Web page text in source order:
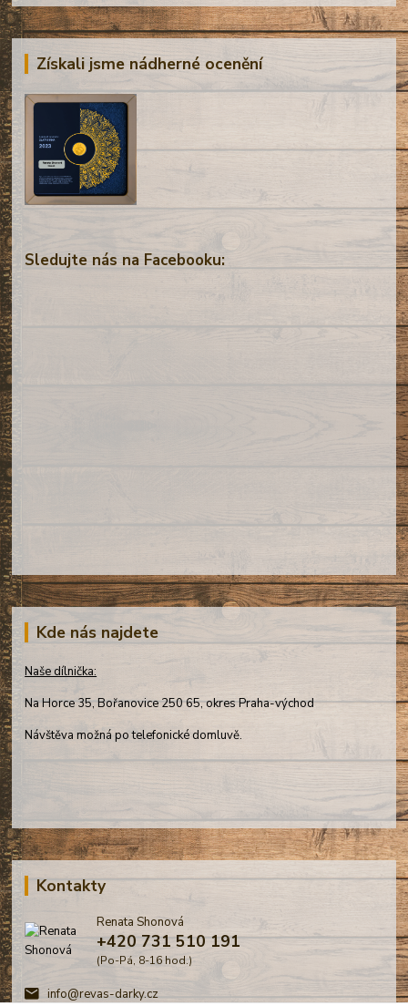
Získali jsme nádherné ocenění
Sledujte nás na Facebooku:
Kde nás najdete
Naše dílnička:
Na Horce 35, Bořanovice 250 65, okres Praha-východ
Návštěva možná po telefonické domluvě.
Kontakty
Renata Shonová
+420 731 510 191
(Po-Pá, 8-16 hod.)
info@revas-darky.cz